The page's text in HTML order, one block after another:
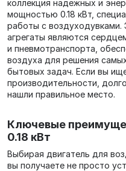
коллекция надежных и
мощностью 0.18 кВт,
работы с
агрегаты являются
и пневмотранспорта,
воздуха для решения
бытовых задач. Если вы
производительности,
нашли правильное место.
Ключевые
0.18 кВт
Выбирая двигатель для
вы получаете не просто